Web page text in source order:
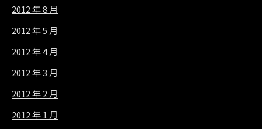
2012 年 8 月
2012 年 5 月
2012 年 4 月
2012 年 3 月
2012 年 2 月
2012 年 1 月